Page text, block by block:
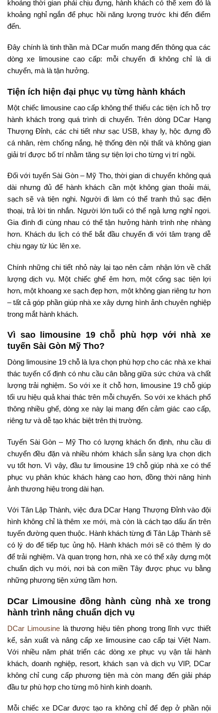
khoảng thời gian phải chịu đựng, hành khách có thể xem đó là
khoảng nghỉ ngắn để phục hồi năng lượng trước khi đến điểm
đến.
Đây chính là tinh thần mà DCar muốn mang đến thông qua các
dòng xe limousine cao cấp: mỗi chuyến đi không chỉ là di
chuyển, mà là tận hưởng.
Tiện ích hiện đại phục vụ từng hành khách
Một chiếc limousine cao cấp không thể thiếu các tiện ích hỗ trợ
hành khách trong quá trình di chuyển. Trên dòng DCar Hạng
Thượng Đỉnh, các chi tiết như sạc USB, khay ly, hộc đựng đồ
cá nhân, rèm chống nắng, hệ thống đèn nội thất và không gian
giải trí được bố trí nhằm tăng sự tiện lợi cho từng vị trí ngồi.
Đối với tuyến Sài Gòn – Mỹ Tho, thời gian di chuyển không quá
dài nhưng đủ để hành khách cần một không gian thoải mái,
sạch sẽ và tiện nghi. Người đi làm có thể tranh thủ sạc điện
thoại, trả lời tin nhắn. Người lớn tuổi có thể ngả lưng nghỉ ngơi.
Gia đình đi cùng nhau có thể tận hưởng hành trình nhẹ nhàng
hơn. Khách du lịch có thể bắt đầu chuyến đi với tâm trạng dễ
chịu ngay từ lúc lên xe.
Chính những chi tiết nhỏ này lại tạo nên cảm nhận lớn về chất
lượng dịch vụ. Một chiếc ghế êm hơn, một cổng sạc tiện lợi
hơn, một khoang xe sạch đẹp hơn, một không gian riêng tư hơn
– tất cả góp phần giúp nhà xe xây dựng hình ảnh chuyên nghiệp
trong mắt hành khách.
Vì sao limousine 19 chỗ phù hợp với nhà xe
tuyến Sài Gòn Mỹ Tho?
Dòng limousine 19 chỗ là lựa chọn phù hợp cho các nhà xe khai
thác tuyến cố định có nhu cầu cân bằng giữa sức chứa và chất
lượng trải nghiệm. So với xe ít chỗ hơn, limousine 19 chỗ giúp
tối ưu hiệu quả khai thác trên mỗi chuyến. So với xe khách phổ
thông nhiều ghế, dòng xe này lại mang đến cảm giác cao cấp,
riêng tư và dễ tạo khác biệt trên thị trường.
Tuyến Sài Gòn – Mỹ Tho có lượng khách ổn định, nhu cầu di
chuyển đều đặn và nhiều nhóm khách sẵn sàng lựa chọn dịch
vụ tốt hơn. Vì vậy, đầu tư limousine 19 chỗ giúp nhà xe có thể
phục vụ phân khúc khách hàng cao hơn, đồng thời nâng hình
ảnh thương hiệu trong dài hạn.
Với Tân Lập Thành, việc đưa DCar Hạng Thượng Đỉnh vào đội
hình không chỉ là thêm xe mới, mà còn là cách tạo dấu ấn trên
tuyến đường quen thuộc. Hành khách từng đi Tân Lập Thành sẽ
có lý do để tiếp tục ủng hộ. Hành khách mới sẽ có thêm lý do
để trải nghiệm. Và quan trọng hơn, nhà xe có thể xây dựng một
chuẩn dịch vụ mới, nơi bà con miền Tây được phục vụ bằng
những phương tiện xứng tầm hơn.
DCar Limousine đồng hành cùng nhà xe trong
hành trình nâng chuẩn dịch vụ
DCar Limousinelà thương hiệu tiên phong trong lĩnh vực thiết
kế, sản xuất và nâng cấp xe limousine cao cấp tại Việt Nam.
Với nhiều năm phát triển các dòng xe phục vụ vận tải hành
khách, doanh nghiệp, resort, khách sạn và dịch vụ VIP, DCar
không chỉ cung cấp phương tiện mà còn mang đến giải pháp
đầu tư phù hợp cho từng mô hình kinh doanh.
Mỗi chiếc xe DCar được tạo ra không chỉ để đẹp ở phần nội